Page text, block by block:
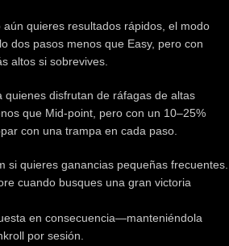
quieres resultados rápidos, el modo
dos pasos menos que Easy, pero con
altos si sobrevives.
quienes disfrutan de ráfagas de altas
que Mid‑point, pero con un 10–25%
con una trampa en cada paso.
si quieres ganancias pequeñas frecuentes.
cuando busques una gran victoria
en consecuencia—manteniéndola
por sesión.